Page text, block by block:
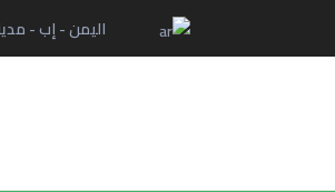
اليمن - إب -